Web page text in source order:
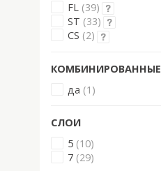
FL (39)
ST (33)
CS (2)
КОМБИНИРОВАННЫЕ
да (1)
СЛОИ
5 (10)
7 (29)